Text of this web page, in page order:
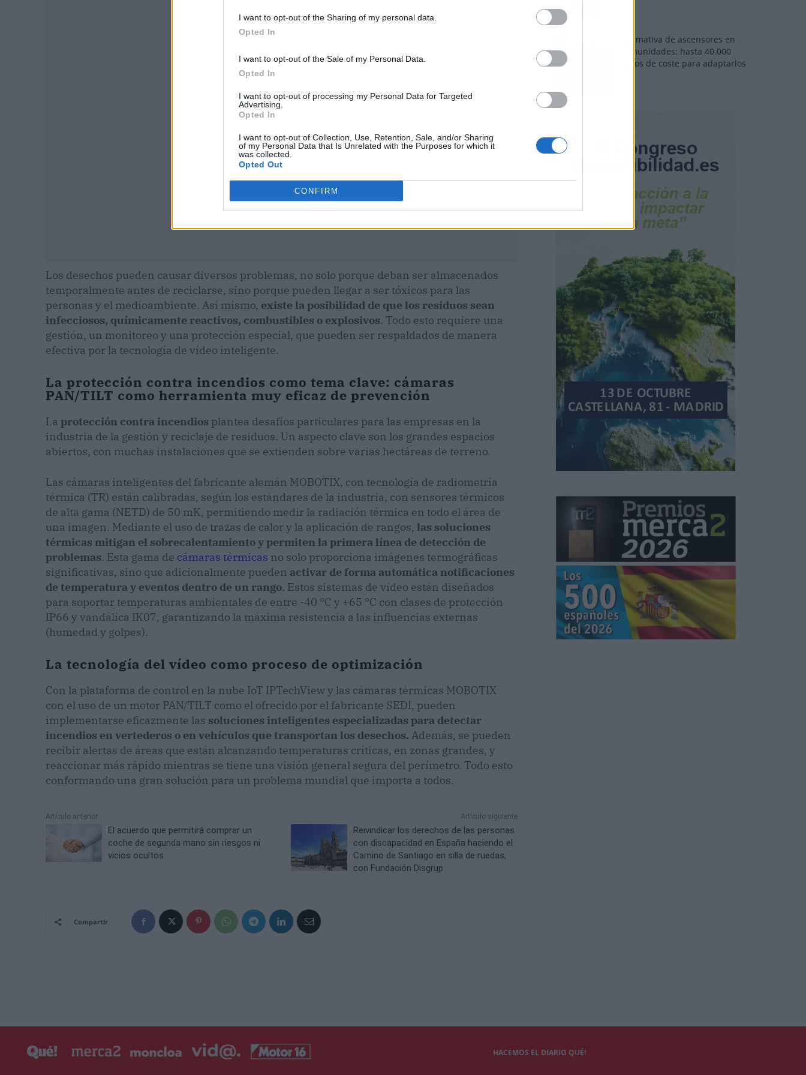
I want to opt-out of the Sharing of my personal data.
Opted In
I want to opt-out of the Sale of my Personal Data.
Opted In
I want to opt-out of processing my Personal Data for Targeted
Advertising.
Opted In
I want to opt-out of Collection, Use, Retention, Sale, and/or Sharing
of my Personal Data that Is Unrelated with the Purposes for which it
was collected.
Opted Out
CONFIRM
Los desechos pueden causar diversos problemas, no solo porque deban ser almacenados
temporalmente antes de reciclarse, sino porque pueden llegar a ser tóxicos para las
personas y el medioambiente. Así mismo, existe la posibilidad de que los residuos sean
infecciosos, químicamente reactivos, combustibles o explosivos. Todo esto requiere una
gestión, un monitoreo y una protección especial, que pueden ser respaldados de manera
efectiva por la tecnología de vídeo inteligente.
La protección contra incendios como tema clave: cámaras
PAN/TILT como herramienta muy eficaz de prevención
La protección contra incendios plantea desafíos particulares para las empresas en la
industria de la gestión y reciclaje de residuos. Un aspecto clave son los grandes espacios
abiertos, con muchas instalaciones que se extienden sobre varias hectáreas de terreno.
Las cámaras inteligentes del fabricante alemán MOBOTIX, con tecnología de radiometría
térmica (TR) están calibradas, según los estándares de la industria, con sensores térmicos
de alta gama (NETD) de 50 mK, permitiendo medir la radiación térmica en todo el área de
una imagen. Mediante el uso de trazas de calor y la aplicación de rangos, las soluciones
térmicas mitigan el sobrecalentamiento y permiten la primera línea de detección de
problemas. Esta gama de cámaras térmicas no solo proporciona imágenes termográficas
significativas, sino que adicionalmente pueden activar de forma automática notificaciones
de temperatura y eventos dentro de un rango. Estos sistemas de vídeo están diseñados
para soportar temperaturas ambientales de entre -40 °C y +65 °C con clases de protección
IP66 y vandálica IK07, garantizando la máxima resistencia a las influencias externas
(humedad y golpes).
La tecnología del vídeo como proceso de optimización
Con la plataforma de control en la nube IoT IPTechView y las cámaras térmicas MOBOTIX
con el uso de un motor PAN/TILT como el ofrecido por el fabricante SEDI, pueden
implementarse eficazmente las soluciones inteligentes especializadas para detectar
incendios en vertederos o en vehículos que transportan los desechos. Además, se pueden
recibir alertas de áreas que están alcanzando temperaturas críticas, en zonas grandes, y
reaccionar más rápido mientras se tiene una visión general segura del perímetro. Todo esto
conformando una gran solución para un problema mundial que importa a todos.
Artículo anterior
El acuerdo que permitirá comprar un
coche de segunda mano sin riesgos ni
vicios ocultos
Artículo siguiente
Reivindicar los derechos de las personas
con discapacidad en España haciendo el
Camino de Santiago en silla de ruedas,
con Fundación Disgrup
Compartir
Normativa de ascensores en
comunidades: hasta 40.000
euros de coste para adaptarlos
HACEMOS EL DIARIO QUÉ!